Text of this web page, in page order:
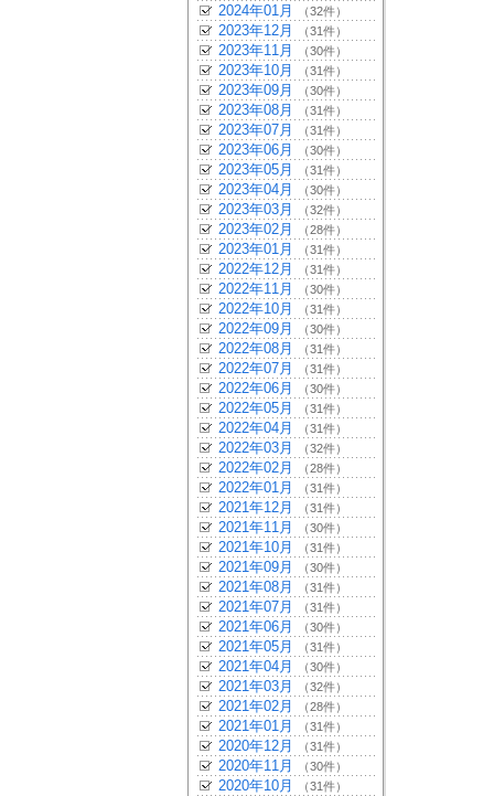
2024年01月 （32件）
2023年12月 （31件）
2023年11月 （30件）
2023年10月 （31件）
2023年09月 （30件）
2023年08月 （31件）
2023年07月 （31件）
2023年06月 （30件）
2023年05月 （31件）
2023年04月 （30件）
2023年03月 （32件）
2023年02月 （28件）
2023年01月 （31件）
2022年12月 （31件）
2022年11月 （30件）
2022年10月 （31件）
2022年09月 （30件）
2022年08月 （31件）
2022年07月 （31件）
2022年06月 （30件）
2022年05月 （31件）
2022年04月 （31件）
2022年03月 （32件）
2022年02月 （28件）
2022年01月 （31件）
2021年12月 （31件）
2021年11月 （30件）
2021年10月 （31件）
2021年09月 （30件）
2021年08月 （31件）
2021年07月 （31件）
2021年06月 （30件）
2021年05月 （31件）
2021年04月 （30件）
2021年03月 （32件）
2021年02月 （28件）
2021年01月 （31件）
2020年12月 （31件）
2020年11月 （30件）
2020年10月 （31件）